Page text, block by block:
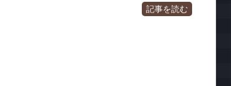
記事を読む